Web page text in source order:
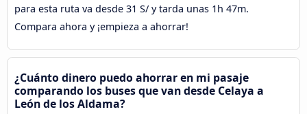
para esta ruta va desde 31 S/ y tarda unas 1h 47m.
Compara ahora y ¡empieza a ahorrar!
¿Cuánto dinero puedo ahorrar en mi pasaje
comparando los buses que van desde Celaya a
León de los Aldama?